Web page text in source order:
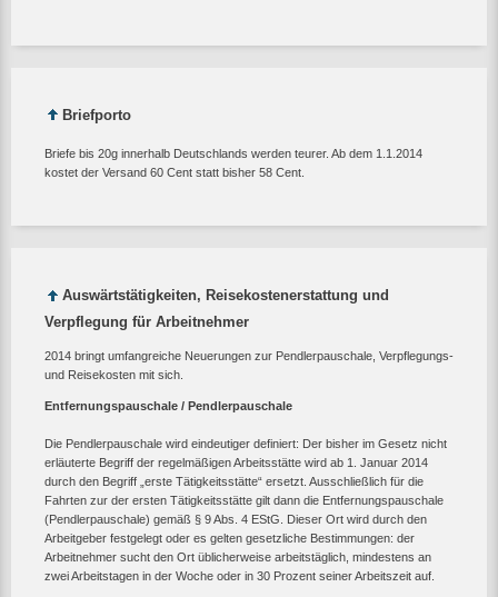
Briefporto
Briefe bis 20g innerhalb Deutschlands werden teurer. Ab dem 1.1.2014
kostet der Versand 60 Cent statt bisher 58 Cent.
Auswärtstätigkeiten, Reisekostenerstattung und
Verpflegung für Arbeitnehmer
2014 bringt umfangreiche Neuerungen zur Pendlerpauschale, Verpflegungs-
und Reisekosten mit sich.
Entfernungspauschale / Pendlerpauschale
Die Pendlerpauschale wird eindeutiger definiert: Der bisher im Gesetz nicht
erläuterte Begriff der regelmäßigen Arbeitsstätte wird ab 1. Januar 2014
durch den Begriff „erste Tätigkeitsstätte“ ersetzt. Ausschließlich für die
Fahrten zur der ersten Tätigkeitsstätte gilt dann die Entfernungspauschale
(Pendlerpauschale) gemäß § 9 Abs. 4 EStG. Dieser Ort wird durch den
Arbeitgeber festgelegt oder es gelten gesetzliche Bestimmungen: der
Arbeitnehmer sucht den Ort üblicherweise arbeitstäglich, mindestens an
zwei Arbeitstagen in der Woche oder in 30 Prozent seiner Arbeitszeit auf.